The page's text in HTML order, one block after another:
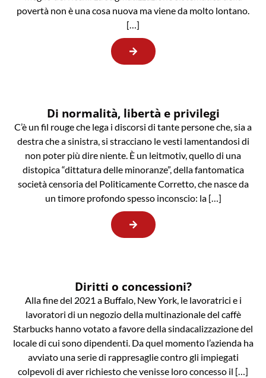
povertà non è una cosa nuova ma viene da molto lontano.
[…]
Di normalità, libertà e privilegi
C’è un fil rouge che lega i discorsi di tante persone che, sia a
destra che a sinistra, si stracciano le vesti lamentandosi di
non poter più dire niente. È un leitmotiv, quello di una
distopica “dittatura delle minoranze”, della fantomatica
società censoria del Politicamente Corretto, che nasce da
un timore profondo spesso inconscio: la […]
Diritti o concessioni?
Alla fine del 2021 a Buffalo, New York, le lavoratrici e i
lavoratori di un negozio della multinazionale del caffè
Starbucks hanno votato a favore della sindacalizzazione del
locale di cui sono dipendenti. Da quel momento l’azienda ha
avviato una serie di rappresaglie contro gli impiegati
colpevoli di aver richiesto che venisse loro concesso il […]